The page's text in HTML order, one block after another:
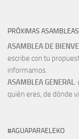
PRÓXIMAS ASAMBLEAS
ASAMBLEA DE
escribe con tu
informamos.
ASAMBLEA GENERAL:
quién eres, de dónde
#AGUAPARAELEKO